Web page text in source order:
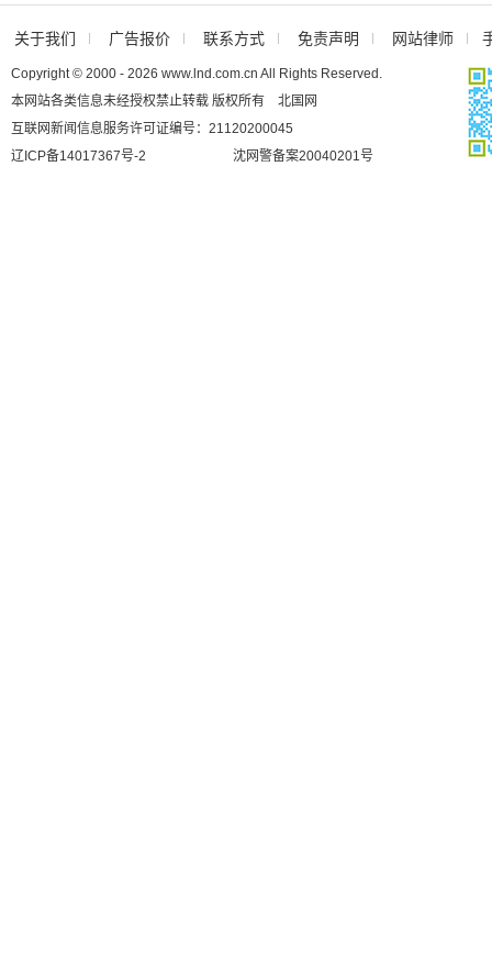
关于我们 广告报价 联系方式 免责声明 网站律师
Copyright © 2000 - 2026 www.lnd.com.cn All Rights Reserved.
本网站各类信息未经授权禁止转载 版权所有 北国网
互联网新闻信息服务许可证编号：21120200045
辽ICP备14017367号-2
沈网警备案20040201号